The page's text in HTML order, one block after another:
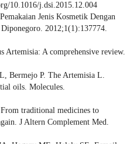
10.1016/j.dsi.2015.12.004
Jenis Kosmetik Dengan
2012;1(1):137774.
Artemisia: A comprehensive review.
Bermejo P. The Artemisia L.
oils. Molecules.
traditional medicines to
J Altern Complement Med.